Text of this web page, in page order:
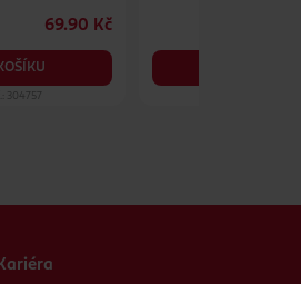
69.90 Kč
304757
Kariéra